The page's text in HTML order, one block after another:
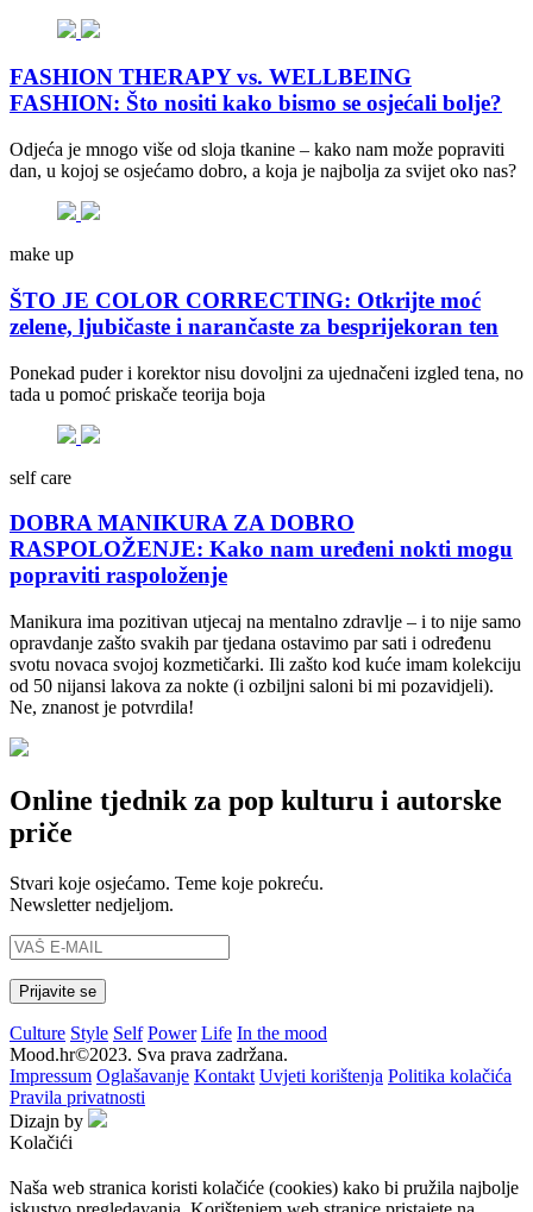
FASHION THERAPY vs. WELLBEING
FASHION: Što nositi kako bismo se osjećali bolje?
Odjeća je mnogo više od sloja tkanine – kako nam može popraviti
dan, u kojoj se osjećamo dobro, a koja je najbolja za svijet oko nas?
make up
ŠTO JE COLOR CORRECTING: Otkrijte moć
zelene, ljubičaste i narančaste za besprijekoran ten
Ponekad puder i korektor nisu dovoljni za ujednačeni izgled tena, no
tada u pomoć priskače teorija boja
self care
DOBRA MANIKURA ZA DOBRO
RASPOLOŽENJE: Kako nam uređeni nokti mogu
popraviti raspoloženje
Manikura ima pozitivan utjecaj na mentalno zdravlje – i to nije samo
opravdanje zašto svakih par tjedana ostavimo par sati i određenu
svotu novaca svojoj kozmetičarki. Ili zašto kod kuće imam kolekciju
od 50 nijansi lakova za nokte (i ozbiljni saloni bi mi pozavidjeli).
Ne, znanost je potvrdila!
Online tjednik za pop kulturu i autorske
priče
Stvari koje osjećamo. Teme koje pokreću.
Newsletter nedjeljom.
Culture Style Self Power Life In the mood
Mood.hr©2023. Sva prava zadržana.
Impressum Oglašavanje Kontakt Uvjeti korištenja Politika kolačića
Pravila privatnosti
Dizajn by
Kolačići
Naša web stranica koristi kolačiće (cookies) kako bi pružila najbolje